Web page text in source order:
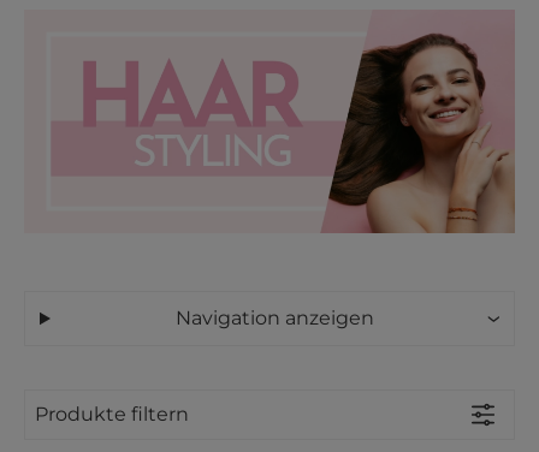
Navigation anzeigen
Produkte filtern